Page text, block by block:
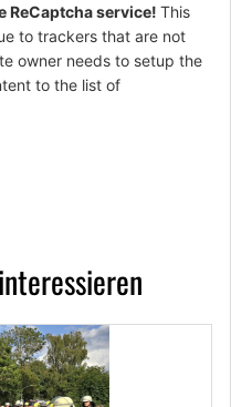
ReCaptcha service! This
to trackers that are not
owner needs to setup the
to the list of